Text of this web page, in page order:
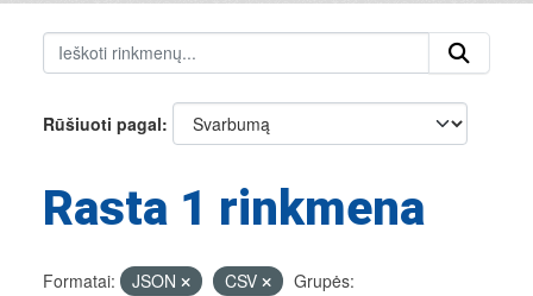
Rūšiuoti pagal
Rasta 1 rinkmena
Formatai: JSON CSV
Grupės: